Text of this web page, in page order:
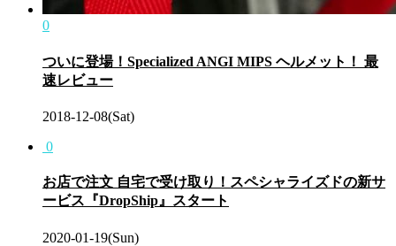
0
ついに登場！Specialized ANGI MIPS ヘルメット！ 最
速レビュー
2018-12-08(Sat)
0
お店で注文 自宅で受け取り！スペシャライズドの新サ
ービス『DropShip』スタート
2020-01-19(Sun)